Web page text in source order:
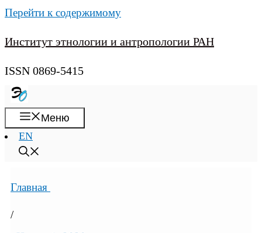
Перейти к содержимому
Институт этнологии и антропологии РАН
ISSN 0869-5415
Меню
EN
Главная
/